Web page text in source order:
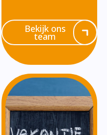
Bekijk ons
team